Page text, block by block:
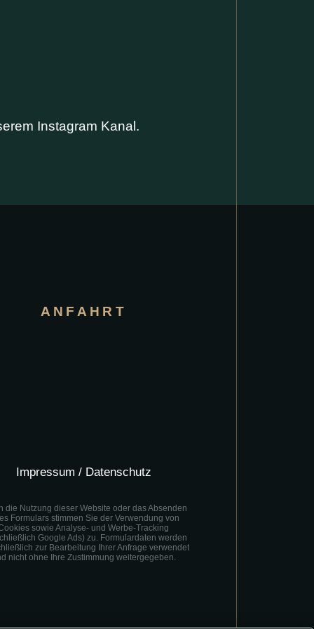
Instagram Kanal.
ANFAHRT
Impressum / Datenschutz
die Nutzung dieser Website oder das Absenden
Formulars stimmen Sie der Verwendung von
sowie Analyse- und Werbe-Tracking
Google Ads) zu. Formulardaten werden
zur Bearbeitung Ihrer Anfrage verwendet
nicht ohne Ihre Zustimmung weitergegeben.